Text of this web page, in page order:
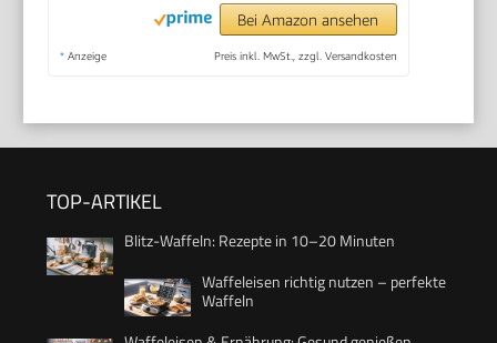
Bei Amazon ansehen
* Anzeige Preis inkl. MwSt., zzgl. Versandkosten
TOP-ARTIKEL
Blitz-Waffeln: Rezepte in 10–20 Minuten
Waffeleisen richtig nutzen – perfekte
Waffeln